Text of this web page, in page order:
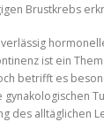
Brustkrebs
ist ein
betrifft es
des alltäglichen